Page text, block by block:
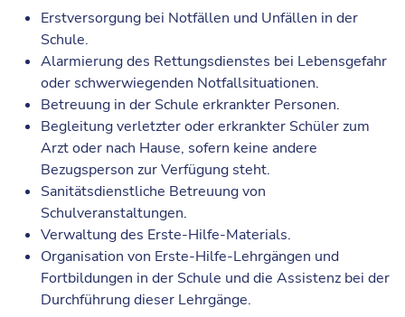
Erstversorgung bei Notfällen und Unfällen in der
Schule.
Alarmierung des Rettungsdienstes bei Lebensgefahr
oder schwerwiegenden Notfallsituationen.
Betreuung in der Schule erkrankter Personen.
Begleitung verletzter oder erkrankter Schüler zum
Arzt oder nach Hause, sofern keine andere
Bezugsperson zur Verfügung steht.
Sanitätsdienstliche Betreuung von
Schulveranstaltungen.
Verwaltung des Erste-Hilfe-Materials.
Organisation von Erste-Hilfe-Lehrgängen und
Fortbildungen in der Schule und die Assistenz bei der
Durchführung dieser Lehrgänge.